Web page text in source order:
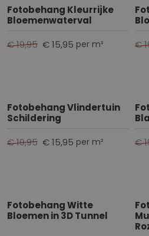
Fotobehang Kleurrijke
Bloemenwaterval
€ 15,95 per m²
€ 19,95 €
Fotobehang Vlindertuin
Schildering
€ 15,95 per m²
€ 19,95 €
Fotobehang Witte
Bloemen in 3D Tunnel